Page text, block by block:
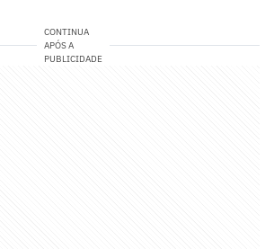
CONTINUA
APÓS A
PUBLICIDADE